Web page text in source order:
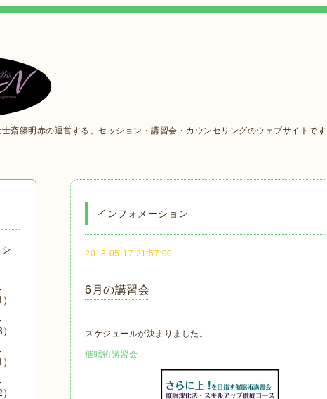
斎籐明赤の運営する、セッション・講習会・カウンセリングのウェブサイトです
インフォメーション
2018-05-17 21:57:00
6月の講習会
スケジュールが決まりました。
催眠術講習会